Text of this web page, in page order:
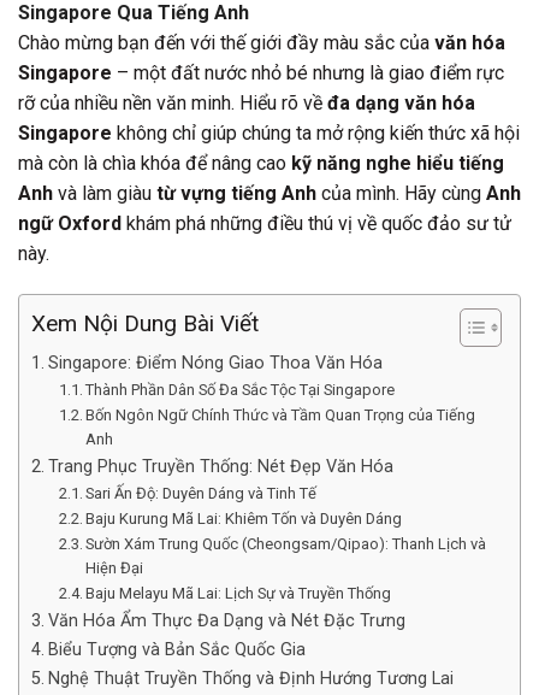
Singapore Qua Tiếng Anh
Chào mừng bạn đến với thế giới đầy màu sắc của văn hóa
Singapore – một đất nước nhỏ bé nhưng là giao điểm rực
rỡ của nhiều nền văn minh. Hiểu rõ về đa dạng văn hóa
Singapore không chỉ giúp chúng ta mở rộng kiến thức xã hội
mà còn là chìa khóa để nâng cao kỹ năng nghe hiểu tiếng
Anh và làm giàu từ vựng tiếng Anh của mình. Hãy cùng Anh
ngữ Oxford khám phá những điều thú vị về quốc đảo sư tử
này.
Xem Nội Dung Bài Viết
Singapore: Điểm Nóng Giao Thoa Văn Hóa
Thành Phần Dân Số Đa Sắc Tộc Tại Singapore
Bốn Ngôn Ngữ Chính Thức và Tầm Quan Trọng của Tiếng
Anh
Trang Phục Truyền Thống: Nét Đẹp Văn Hóa
Sari Ấn Độ: Duyên Dáng và Tinh Tế
Baju Kurung Mã Lai: Khiêm Tốn và Duyên Dáng
Sườn Xám Trung Quốc (Cheongsam/Qipao): Thanh Lịch và
Hiện Đại
Baju Melayu Mã Lai: Lịch Sự và Truyền Thống
Văn Hóa Ẩm Thực Đa Dạng và Nét Đặc Trưng
Biểu Tượng và Bản Sắc Quốc Gia
Nghệ Thuật Truyền Thống và Định Hướng Tương Lai